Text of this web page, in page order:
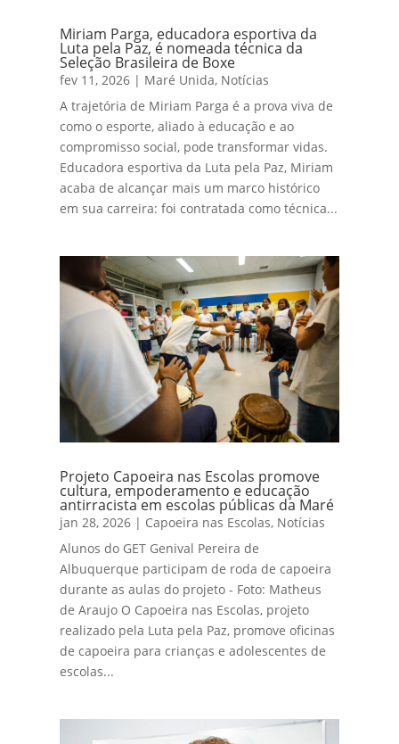
Miriam Parga, educadora esportiva da
Luta pela Paz, é nomeada técnica da
Seleção Brasileira de Boxe
fev 11, 2026 | Maré Unida, Notícias
A trajetória de Miriam Parga é a prova viva de
como o esporte, aliado à educação e ao
compromisso social, pode transformar vidas.
Educadora esportiva da Luta pela Paz, Miriam
acaba de alcançar mais um marco histórico
em sua carreira: foi contratada como técnica...
Projeto Capoeira nas Escolas promove
cultura, empoderamento e educação
antirracista em escolas públicas da Maré
jan 28, 2026 | Capoeira nas Escolas, Notícias
Alunos do GET Genival Pereira de
Albuquerque participam de roda de capoeira
durante as aulas do projeto - Foto: Matheus
de Araujo O Capoeira nas Escolas, projeto
realizado pela Luta pela Paz, promove oficinas
de capoeira para crianças e adolescentes de
escolas...